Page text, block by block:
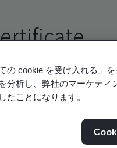
certificates -
ての cookie を受け入れる」
分析し、弊社のマーケテ
たことになります。